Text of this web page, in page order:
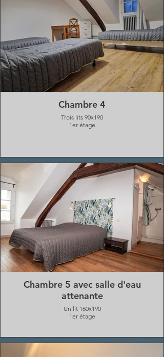
Chambre 4
Trois lits 90x190
1er étage
Chambre 5 avec salle d'eau
attenante
Un lit 160x190
1er étage